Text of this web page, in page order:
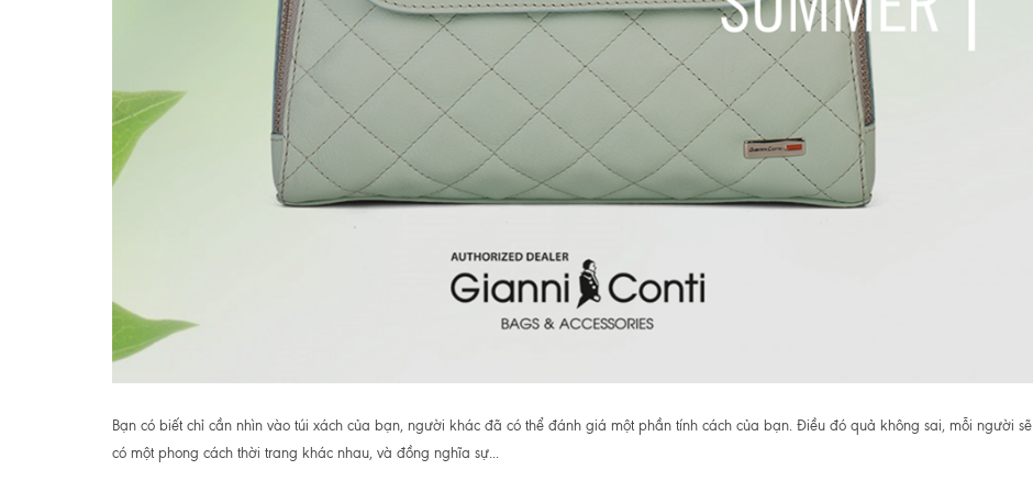
Bạn có biết chỉ cần nhìn vào túi xách của bạn, người khác đã có thể đánh giá một phần tính cách của bạn. Điều đó quả không sai, mỗi người sẽ
có một phong cách thời trang khác nhau, và đồng nghĩa sự...